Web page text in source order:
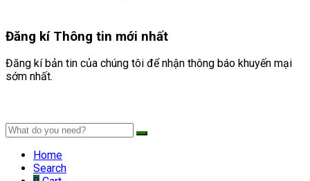
Đăng kíThông tin mới nhất
Đăng kí bản tin của chúng tôi để nhận thông báo khuyến mại
sớm nhất.
Home
Search